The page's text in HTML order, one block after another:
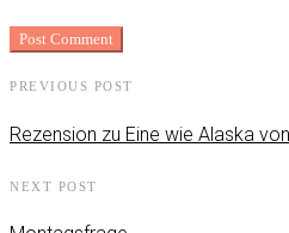
PREVIOUS POST
Rezension zu Eine wie Alaska
NEXT POST